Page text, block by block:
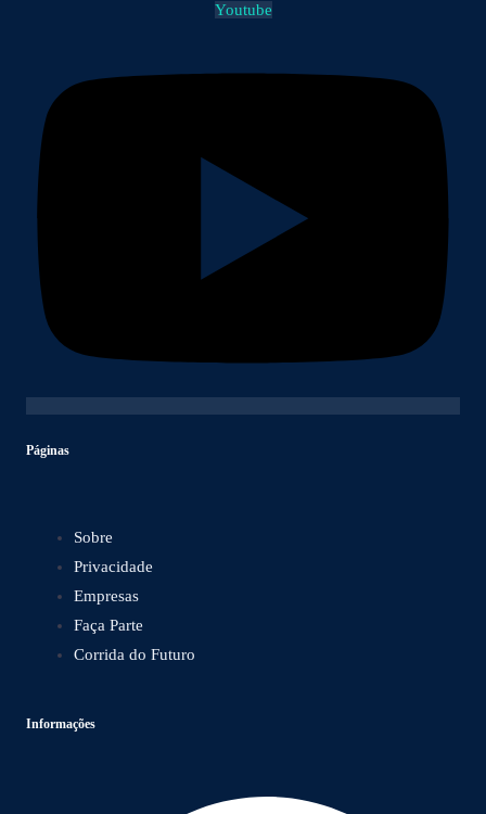
Youtube
Páginas
Sobre
Privacidade
Empresas
Faça Parte
Corrida do Futuro
Informações